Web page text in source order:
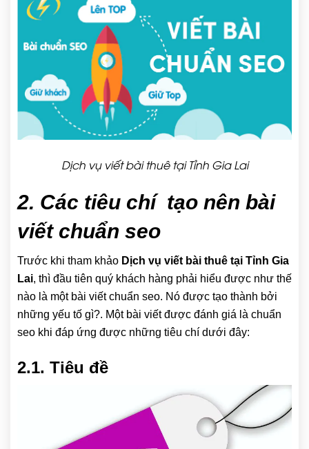
Dịch vụ viết bài thuê tại Tỉnh Gia Lai
2. Các tiêu chí tạo nên bài
viết chuẩn seo
Trước khi tham khảo Dịch vụ viết bài thuê tại Tỉnh Gia
Lai, thì đầu tiên quý khách hàng phải hiểu được như thế
nào là một bài viết chuẩn seo. Nó được tạo thành bởi
những yếu tố gì?. Một bài viết được đánh giá là chuẩn
seo khi đáp ứng được những tiêu chí dưới đây:
2.1. Tiêu đề